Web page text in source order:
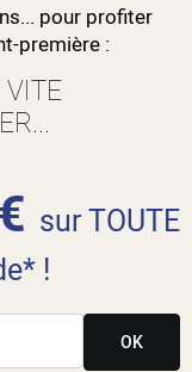
pour profiter
première :
VITE
sur TOUTE
!
OK